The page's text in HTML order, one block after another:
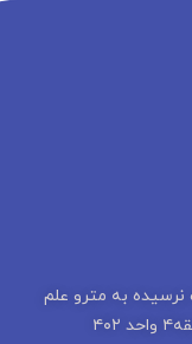
نرسیده به مترو علم